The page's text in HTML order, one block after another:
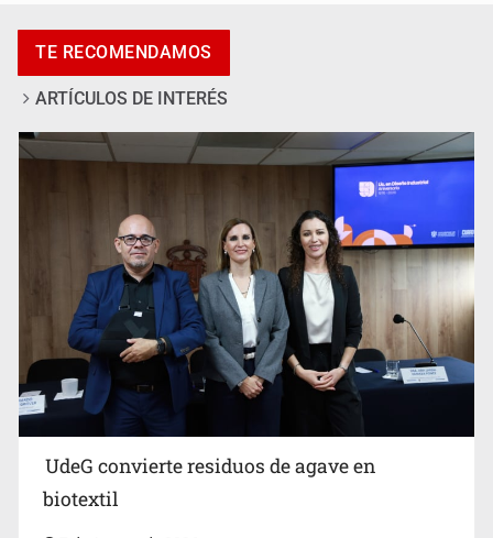
Al archivo la mitad de quejas contra el Siapa
Ya hay solicitud de audiencia de imputación en caso Eli
Castro
TE RECOMENDAMOS
ARTÍCULOS DE INTERÉS
UdeG convierte residuos de agave en
biotextil